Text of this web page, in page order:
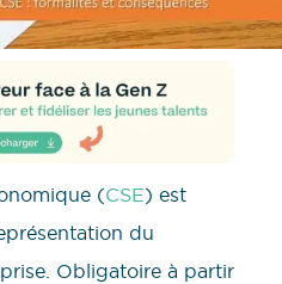
(CSE) est
du
Obligatoire à partir